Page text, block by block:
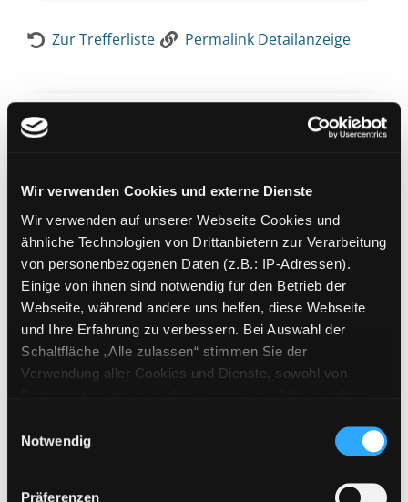
Wir verwenden Cookies und externe Dienste
Wir verwenden auf unserer Webseite Cookies und
ähnliche Technologien von Drittanbietern zur Verarbeitung
von personenbezogenen Daten (z.B.: IP-Adressen).
Einige von ihnen sind notwendig für den Betrieb der
Webseite, während andere uns helfen, diese Webseite
und Ihre Erfahrung zu verbessern. Bei Auswahl der
Schaltfläche „Alle zulassen“ stimmen Sie der
Verwendung aller Cookies und Dienste, sowohl von
Cookies von Drittanbietern, eine Verarbeitung in
unsicheren Drittländern (Länder außerhalb des EWR
ohne adäquates Datenschutzniveau) stattfinden kann. In
Notwendig
Präferenzen
Zur Trefferliste Permalink Detailanzeige
Helden des Olymp
Mediengruppe:
Jugendbuch
Riordan, Rick
Mehr Informationen ein-/ausblenden
Bände